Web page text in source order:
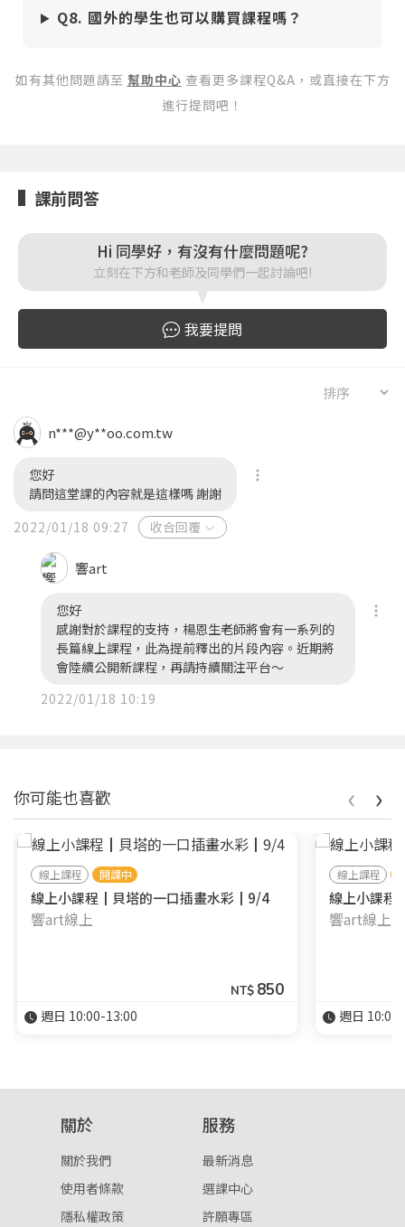
或 或
按下註冊即代表你同意我們的 使用者條款與隱私權政
策。
Q8. 國外的學生也可以購買課程嗎？
如有其他問題請至 幫助中心 查看更多課程Q&A，或直接在下方
進行提問吧！
課前問答
Hi 同學好，有沒有什麼問題呢?
立刻在下方和老師及同學們一起討論吧!
我要提問
n***@y**oo.com.tw
您好
請問這堂課的內容就是這樣嗎 謝謝
2022/01/18 09:27
收合回覆
響art
您好
感謝對於課程的支持，楊恩生老師將會有一系列的
長篇線上課程，此為提前釋出的片段內容。近期將
會陸續公開新課程，再請持續關注平台～
2022/01/18 10:19
你可能也喜歡
線上課程 開課中
線上小課程┃貝塔的一口插畫水彩┃9/4
響art線上
NT$ 850
週日 10:00-13:00
線上課程
線上小課
響art線上
週日
‹ ›
關於
關於我們
使用者條款
隱私權政策
服務
最新消息
選課中心
許願專區